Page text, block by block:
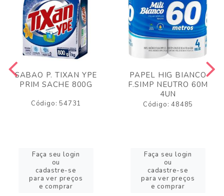
SABAO P. TIXAN YPE
PRIM SACHE 800G
Código: 54731
Faça seu login
ou
cadastre-se
para ver preços
e comprar
PAPEL HIG BIANCO
F.SIMP NEUTRO 60M
4UN
Código: 48485
Faça seu login
ou
cadastre-se
para ver preços
e comprar